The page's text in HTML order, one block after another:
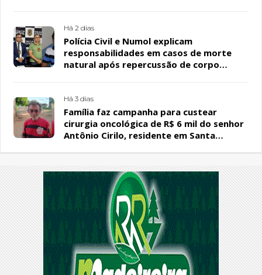
Há 2 dias
Polícia Civil e Numol explicam
responsabilidades em casos de morte
natural após repercussão de corpo
Há 3 dias
Família faz campanha para custear
cirurgia oncológica de R$ 6 mil do senhor
Antônio Cirilo, residente em Santa